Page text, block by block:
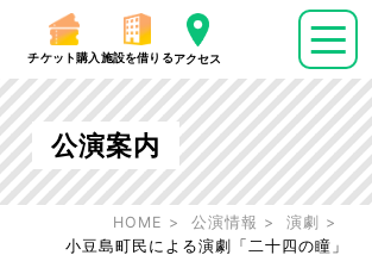
チケット購入 施設を借りるアクセス
公演案内
HOME 公演情報
演劇
小豆島町民による演劇「二十四の瞳」